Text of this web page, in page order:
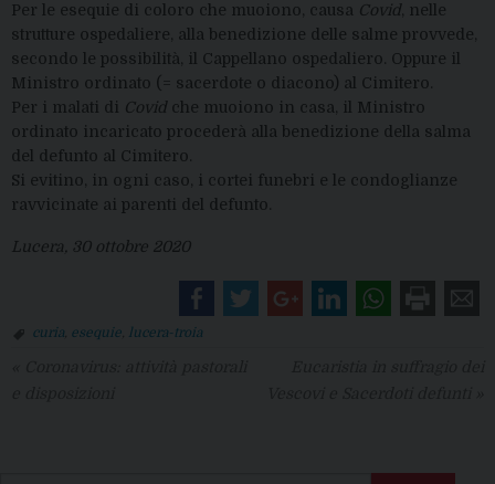
Per le esequie di coloro che muoiono, causa Covid , nelle
strutture ospedaliere, alla benedizione delle salme provvede,
secondo le possibilità, il Cappellano ospedaliero. Oppure il
Ministro ordinato (= sacerdote o diacono) al Cimitero.
Per i malati di Covid che muoiono in casa, il Ministro
ordinato incaricato procederà alla benedizione della salma
del defunto al Cimitero.
Si evitino, in ogni caso, i cortei funebri e le condoglianze
ravvicinate ai parenti del defunto.
Lucera, 30 ottobre 2020
curia esequie lucera-troia